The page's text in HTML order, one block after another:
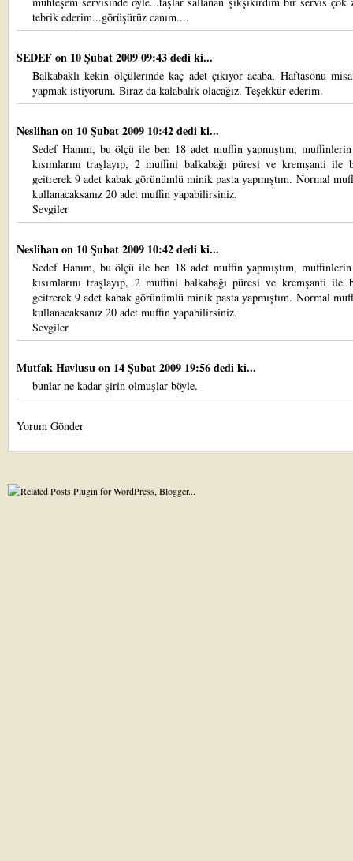
tebrik ederim...görüşürüz canım....
SEDEFon 10 Şubat 2009 09:43 dedi ki...
Balkabaklı kekin ölçülerinde kaç adet çıkıyor acaba, Haftasonu
yapmak istiyorum. Biraz da kalabalık olacağız. Teşekkür ederim.
Neslihanon 10 Şubat 2009 10:42 dedi ki...
Sedef Hanım, bu ölçü ile ben 18 adet muffin yapmıştım,
kısımlarını traşlayıp, 2 muffini balkabağı püresi ve kremşanti ile
geitrerek 9 adet kabak görünümlü minik pasta yapmıştım. Normal
kullanacaksanız 20 adet muffin yapabilirsiniz.
Sevgiler
Neslihanon 10 Şubat 2009 10:42 dedi ki...
Sedef Hanım, bu ölçü ile ben 18 adet muffin yapmıştım,
kısımlarını traşlayıp, 2 muffini balkabağı püresi ve kremşanti ile
geitrerek 9 adet kabak görünümlü minik pasta yapmıştım. Normal
kullanacaksanız 20 adet muffin yapabilirsiniz.
Sevgiler
Mutfak Havlusuon 14 Şubat 2009 19:56 dedi ki...
bunlar ne kadar şirin olmuşlar böyle.
Yorum Gönder